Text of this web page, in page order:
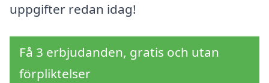
uppgifter redan idag!
Få 3 erbjudanden, gratis och utan
förpliktelser